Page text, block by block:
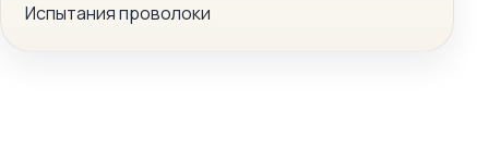
Испытания проволоки